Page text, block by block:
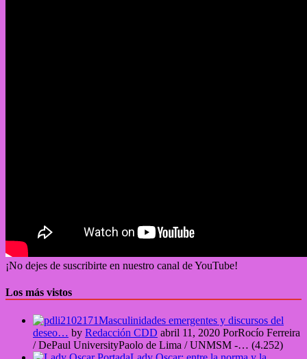
¡No dejes de suscribirte en nuestro canal de YouTube!
Los más vistos
Masculinidades emergentes y discursos del
deseo… by Redacción CDD abril 11, 2020 PorRocío Ferreira
/ DePaul UniversityPaolo de Lima / UNMSM -… (4.252)